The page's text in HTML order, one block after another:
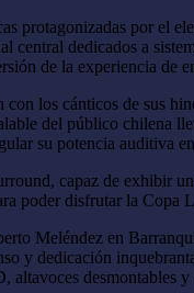
protagonizadas por el
central dedicados a
de la experiencia de
con los cánticos de sus
del público chilena
su potencia auditiva
capaz de exhibir
poder disfrutar la Copa
Meléndez en
y dedicación
altavoces desmontables